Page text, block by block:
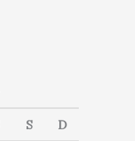
S D